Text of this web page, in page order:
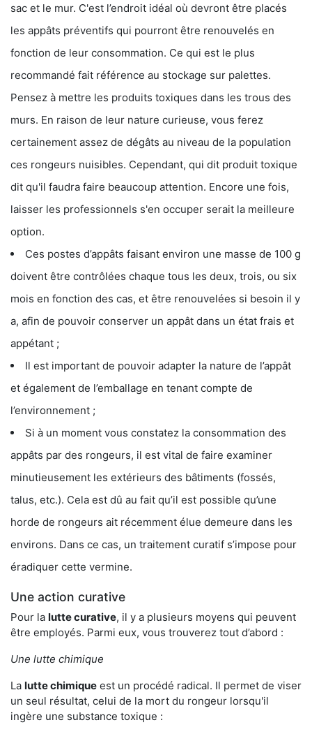
sac et le mur. C'est l’endroit idéal où devront être placés
les appâts préventifs qui pourront être renouvelés en
fonction de leur consommation. Ce qui est le plus
recommandé fait référence au stockage sur palettes.
Pensez à mettre les produits toxiques dans les trous des
murs. En raison de leur nature curieuse, vous ferez
certainement assez de dégâts au niveau de la population
ces rongeurs nuisibles. Cependant, qui dit produit toxique
dit qu'il faudra faire beaucoup attention. Encore une fois,
laisser les professionnels s'en occuper serait la meilleure
option.
Ces postes d’appâts faisant environ une masse de 100 g
doivent être contrôlées chaque tous les deux, trois, ou six
mois en fonction des cas, et être renouvelées si besoin il y
a, afin de pouvoir conserver un appât dans un état frais et
appétant ;
Il est important de pouvoir adapter la nature de l’appât
et également de l’emballage en tenant compte de
l’environnement ;
Si à un moment vous constatez la consommation des
appâts par des rongeurs, il est vital de faire examiner
minutieusement les extérieurs des bâtiments (fossés,
talus, etc.). Cela est dû au fait qu’il est possible qu’une
horde de rongeurs ait récemment élue demeure dans les
environs. Dans ce cas, un traitement curatif s’impose pour
éradiquer cette vermine.
Une action curative
Pour la lutte curative, il y a plusieurs moyens qui peuvent
être employés. Parmi eux, vous trouverez tout d’abord :
Une lutte chimique
La lutte chimique est un procédé radical. Il permet de viser
un seul résultat, celui de la mort du rongeur lorsqu'il
ingère une substance toxique :